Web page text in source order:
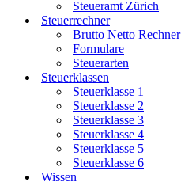
Steueramt Zürich
Steuerrechner
Brutto Netto Rechner
Formulare
Steuerarten
Steuerklassen
Steuerklasse 1
Steuerklasse 2
Steuerklasse 3
Steuerklasse 4
Steuerklasse 5
Steuerklasse 6
Wissen